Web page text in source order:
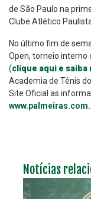
de São Paulo na
Clube Atlético
No último fim de
Open, torneio interno
(clique aqui e saiba
Academia de Tênis
Site Oficial as
Notícias